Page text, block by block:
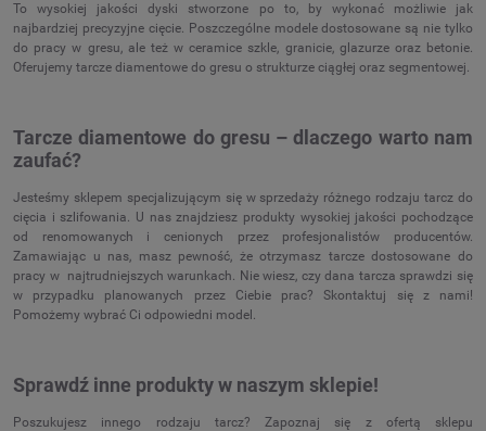
To wysokiej jakości dyski stworzone po to, by wykonać możliwie jak
najbardziej precyzyjne cięcie. Poszczególne modele dostosowane są nie tylko
do pracy w gresu, ale też w ceramice szkle, granicie, glazurze oraz betonie.
Oferujemy tarcze diamentowe do gresu o strukturze ciągłej oraz segmentowej.
Tarcze diamentowe do gresu – dlaczego warto nam
zaufać?
Jesteśmy sklepem specjalizującym się w sprzedaży różnego rodzaju tarcz do
cięcia i szlifowania. U nas znajdziesz produkty wysokiej jakości pochodzące
od renomowanych i cenionych przez profesjonalistów producentów.
Zamawiając u nas, masz pewność, że otrzymasz tarcze dostosowane do
pracy w najtrudniejszych warunkach. Nie wiesz, czy dana tarcza sprawdzi się
w przypadku planowanych przez Ciebie prac? Skontaktuj się z nami!
Pomożemy wybrać Ci odpowiedni model.
Sprawdź inne produkty w naszym sklepie!
Poszukujesz innego rodzaju tarcz? Zapoznaj się z ofertą sklepu